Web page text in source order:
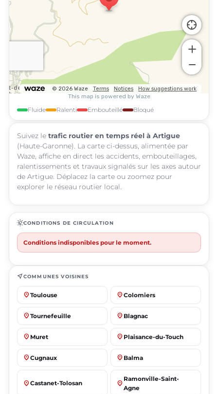
Fluide Ralenti Embouteillé Bloqué
Suivez le trafic routier en temps réel à Artigue
(Haute-Garonne). La carte ci-dessus, alimentée par
Waze, affiche en direct les accidents, embouteillages,
ralentissements et travaux signalés sur les axes autour
de Artigue. Déplacez la carte ou zoomez pour
explorer le réseau routier local.
routineCONDITIONS DE CIRCULATION
Conditions indisponibles pour le moment.
near_meCOMMUNES VOISINES
place Toulouse place Colomiers
place Tournefeuille place Blagnac
place Muret place Plaisance-du-Touch
place Cugnaux place Balma
place Castanet-Tolosan place
Ramonville-Saint-
Agne